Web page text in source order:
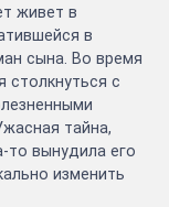
живет в
в
сына. Во время
столкнуться с
тайна,
то вынудила его
изменить